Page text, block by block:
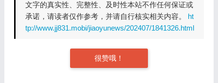
文字的真实性、完整性、及时性本站不作任何保证或
承诺，请读者仅作参考，并请自行核实相关内容。 ht
tp://www.jj831.mobi/jiaoyunews/202407/1841326.html
很赞哦！